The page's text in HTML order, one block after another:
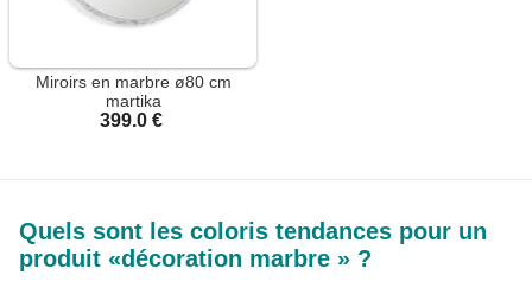
Quels sont les coloris tendances pour un
produit «décoration marbre » ?
Miroirs en marbre ø80 cm
martika
399.0 €